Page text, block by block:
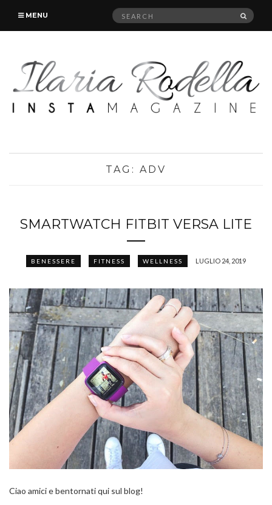
MENU
Search
TAG: ADV
SMARTWATCH FITBIT VERSA LITE
BENESSERE FITNESS WELLNESS LUGLIO 24, 2019
Ciao amici e bentornati qui sul blog!